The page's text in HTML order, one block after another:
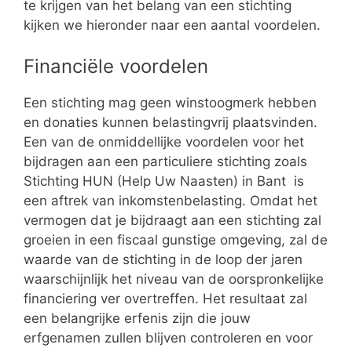
te krijgen van het belang van een stichting
kijken we hieronder naar een aantal voordelen.
Financiële voordelen
Een stichting mag geen winstoogmerk hebben
en donaties kunnen belastingvrij plaatsvinden.
Een van de onmiddellijke voordelen voor het
bijdragen aan een particuliere stichting zoals
Stichting HUN (Help Uw Naasten) in Bant is
een aftrek van inkomstenbelasting. Omdat het
vermogen dat je bijdraagt aan een stichting zal
groeien in een fiscaal gunstige omgeving, zal de
waarde van de stichting in de loop der jaren
waarschijnlijk het niveau van de oorspronkelijke
financiering ver overtreffen. Het resultaat zal
een belangrijke erfenis zijn die jouw
erfgenamen zullen blijven controleren en voor